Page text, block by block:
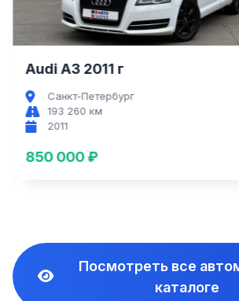
Audi A3 2011 г
Санкт-Петербург
193 260 км
2011
850 000 ₽
Посмотреть все
каталоге